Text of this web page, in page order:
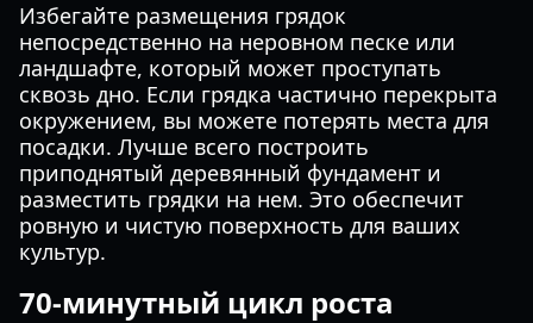
Избегайте размещения грядок
непосредственно на неровном песке или
ландшафте, который может проступать
сквозь дно. Если грядка частично перекрыта
окружением, вы можете потерять места для
посадки. Лучше всего построить
приподнятый деревянный фундамент и
разместить грядки на нем. Это обеспечит
ровную и чистую поверхность для ваших
культур.
70-минутный цикл роста